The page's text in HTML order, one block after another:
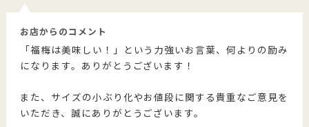
お店からのコメント
「福梅は美味しい！」という力強いお言葉、何よりの励み
になります。ありがとうございます！
また、サイズの小ぶり化やお値段に関する貴重なご意見を
いただき、誠にありがとうございます。